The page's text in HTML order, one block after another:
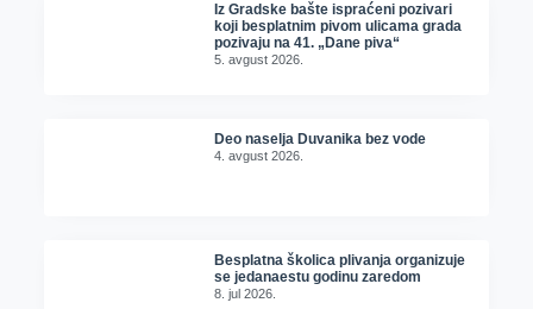
Iz Gradske bašte ispraćeni pozivari
koji besplatnim pivom ulicama grada
pozivaju na 41. „Dane piva“
5. avgust 2026.
Deo naselja Duvanika bez vode
4. avgust 2026.
Besplatna školica plivanja organizuje
se jedanaestu godinu zaredom
8. jul 2026.